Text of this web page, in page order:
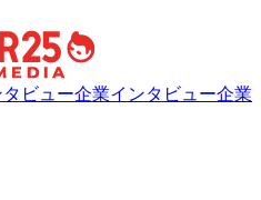
ビュー企業インタビュー企業